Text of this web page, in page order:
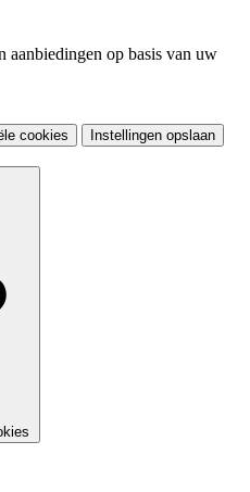
aanbiedingen op basis van uw
cookies Instellingen opslaan